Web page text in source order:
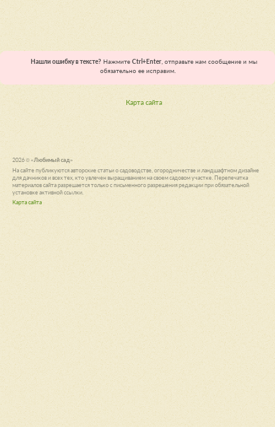
Нашли ошибку в тексте?Нажмите Ctrl+Enter, отправьте нам сообщение и мы
обязательно ее исправим.
Карта сайта
2026 ©«Любимый сад»
На сайте публикуются авторские статьи о садоводстве, огородничестве и ландшафтном дизайне
для дачников и всех тех, кто увлечен выращиванием на своем садовом участке. Перепечатка
материалов сайта разрешается только с письменного разрешения редакции при обязательной
установке активной ссылки.
Карта сайта